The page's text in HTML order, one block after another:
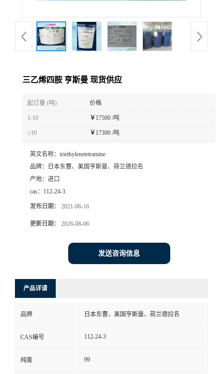
三乙烯四胺 亨斯曼 现货供应
起订量 (吨) 价格
1-10 ￥ 17500 /吨
≥10 ￥ 17300 /吨
英文名称： triethylenetetramine
品牌：
日本东曹、美国亨斯曼、荷兰德拉名
产地： 进口
cas： 112-24-3
发布日期： 2021-06-16
更新日期： 2026-08-06
发送咨询信息
产品详请
品牌 日本东曹、美国亨斯曼、荷兰德拉名
CAS编号 112-24-3
纯度 99